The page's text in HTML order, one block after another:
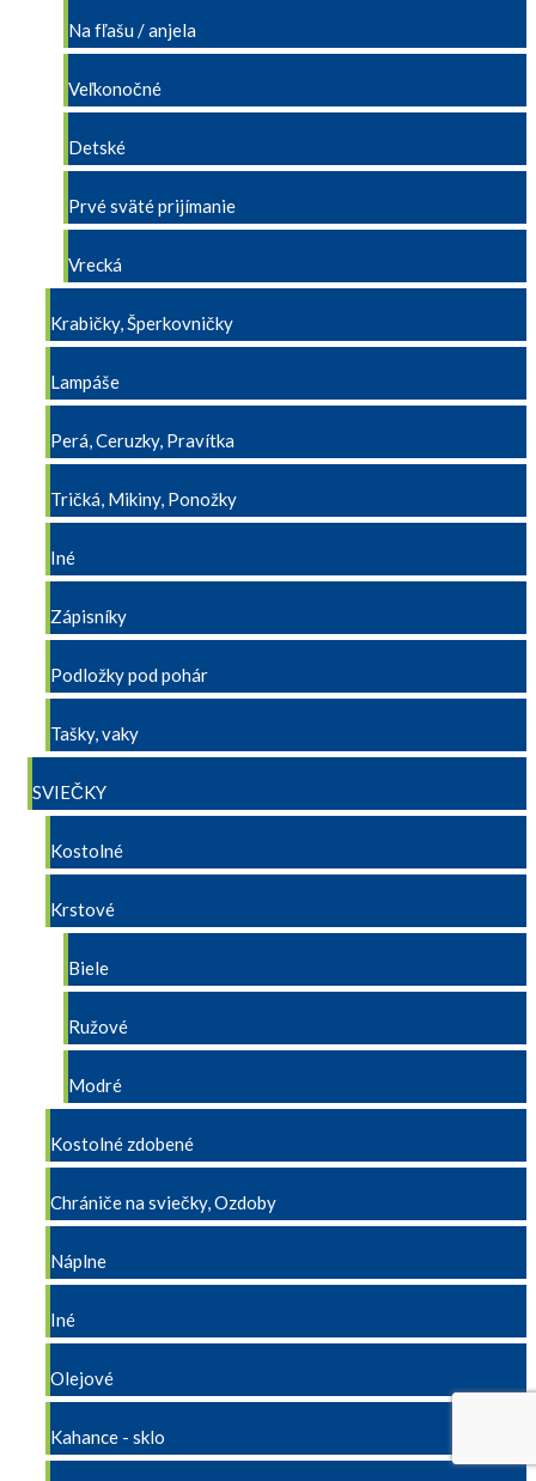
Na fľašu / anjela
Veľkonočné
Detské
Prvé sväté prijímanie
Vrecká
Krabičky, Šperkovničky
Lampáše
Perá, Ceruzky, Pravítka
Tričká, Mikiny, Ponožky
Iné
Zápisníky
Podložky pod pohár
Tašky, vaky
SVIEČKY
Kostolné
Krstové
Biele
Ružové
Modré
Kostolné zdobené
Chrániče na sviečky, Ozdoby
Náplne
Iné
Olejové
Kahance - sklo